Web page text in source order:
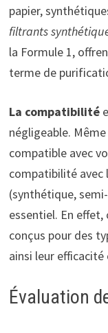
papier,
filtrants
la Formule 1,
terme de
La compatibilité
négligeable.
compatible avec
compatibilité avec
(synthétique,
essentiel. En
conçus pour des
ainsi leur
Évaluation